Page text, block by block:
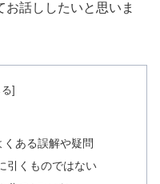
話ししたいと思いま
ある誤解や疑問
引くものではない